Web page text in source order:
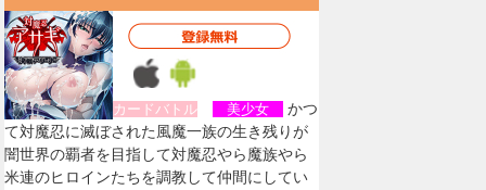
カードバトル 美少女
かつ
て対魔忍に滅ぼされた風魔一族の生き残りが
闇世界の覇者を目指して対魔忍やら魔族やら
米連のヒロインたちを調教して仲間にしてい